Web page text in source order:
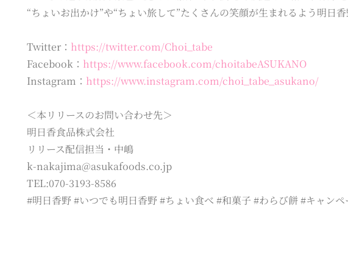
“ちょいお出かけ”や“ちょい旅して”たくさんの笑顔が生まれるよう明日香
Twitter： https://twitter.com/Choi_tabe
Facebook： https://www.facebook.com/choitabeASUKANO
Instagram： https://www.instagram.com/choi_tabe_asukano/
＜本リリースのお問い合わせ先＞
明日香食品株式会社
リリース配信担当・中嶋
k-nakajima@asukafoods.co.jp
TEL:070-3193-8586
#明日香野 #いつでも明日香野 #ちょい食べ #和菓子 #わらび餅 #キャンペ